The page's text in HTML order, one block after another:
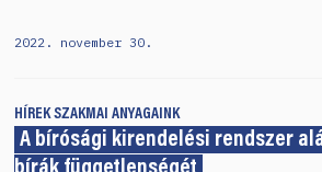
2022. november 30.
HÍREK SZAKMAI ANYAGAINK
A bírósági kirendelési rendszer